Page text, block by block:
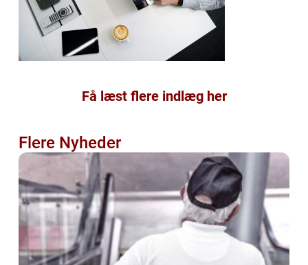
Få læst flere indlæg her
Flere Nyheder